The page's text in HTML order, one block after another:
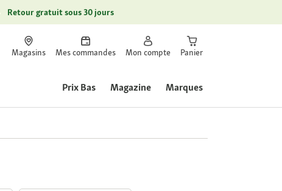
Retour gratuit sous 30 jours
Magasins Mes commandes Mon compte Panier
Prix Bas Magazine Marques